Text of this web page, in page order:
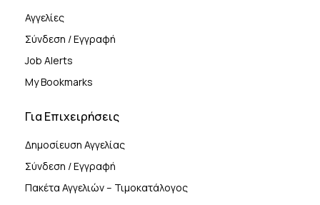
Αγγελίες
Σύνδεση / Εγγραφή
Job Alerts
My Bookmarks
Για Επιχειρήσεις
Δημοσίευση Αγγελίας
Σύνδεση / Εγγραφή
Πακέτα Αγγελιών – Τιμοκατάλογος